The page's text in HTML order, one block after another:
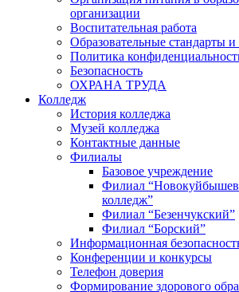
организации
Воспитательная работа
Образовательные стандарты и
Политика
Безопасность
ОХРАНА ТРУДА
Колледж
История колледжа
Музей колледжа
Контактные данные
Филиалы
Базовое учреждение
Филиал
колледж”
Филиал “Безенчукский”
Филиал “Борский”
Информационная
Конференции и конкурсы
Телефон доверия
Формирование здорового